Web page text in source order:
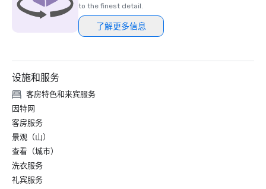
to the finest detail.
了解更多信息
设施和服务
客房特色和来宾服务
因特网
客房服务
景观（山）
查看（城市）
洗衣服务
礼宾服务